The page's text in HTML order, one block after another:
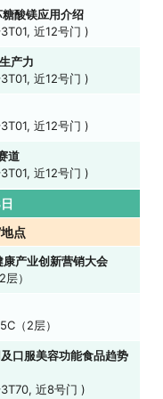
酸镁应用介绍
近12号门 )
产力
近12号门 )
近12号门 )
道
近12号门 )
点
产业创新营销大会
）
（2层）
口服美容功能食品趋势
近8号门 )